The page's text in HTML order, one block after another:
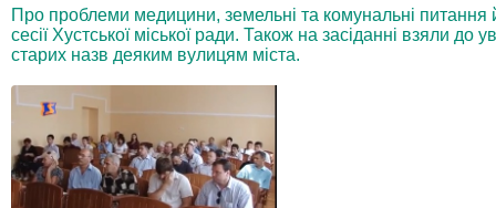
Про проблеми медицини, земельні та комунальні питання
сесії Хустської міської ради. Також на засіданні взяли
старих назв деяким вулицям міста.